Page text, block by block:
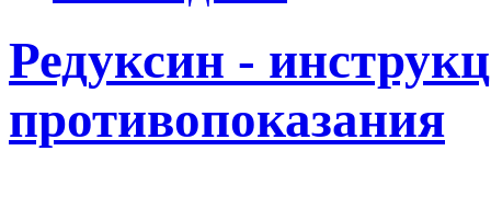
Редуксин -
противопоказания